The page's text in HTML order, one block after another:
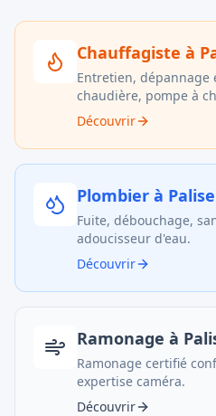
Chauffagiste à
Entretien,
chaudière, pompe à
Découvrir
Plombier à
Fuite, débouchage,
adoucisseur d'eau.
Découvrir
Ramonage à
Ramonage certifié
expertise caméra.
Découvrir